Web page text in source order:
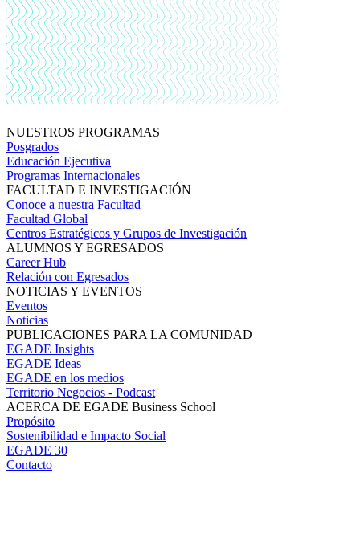
NUESTROS PROGRAMAS
Posgrados
Educación Ejecutiva
Programas Internacionales
FACULTAD E INVESTIGACIÓN
Conoce a nuestra Facultad
Facultad Global
Centros Estratégicos y Grupos de Investigación
ALUMNOS Y EGRESADOS
Career Hub
Relación con Egresados
NOTICIAS Y EVENTOS
Eventos
Noticias
PUBLICACIONES PARA LA COMUNIDAD
EGADE Insights
EGADE Ideas
EGADE en los medios
Territorio Negocios - Podcast
ACERCA DE EGADE Business School
Propósito
Sostenibilidad e Impacto Social
EGADE 30
Contacto